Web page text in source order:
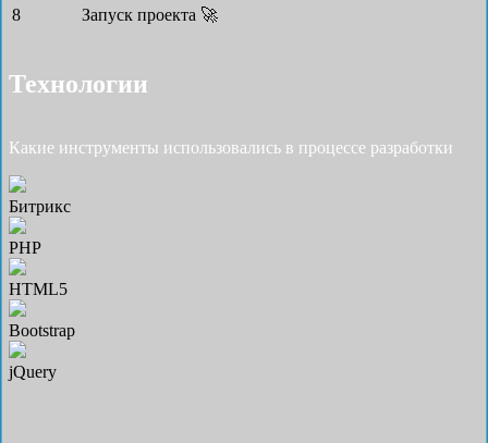
8
Запуск проекта 🚀
Технологии
Какие инструменты использовались в процессе разработки
Битрикс
PHP
HTML5
Bootstrap
jQuery